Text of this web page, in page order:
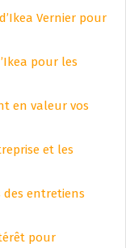
Vernier pour
pour les
en valeur vos
et les
entretiens
pour